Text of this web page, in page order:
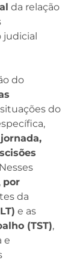
da relação
judicial
do
do
por
da
e as
(TST),
e